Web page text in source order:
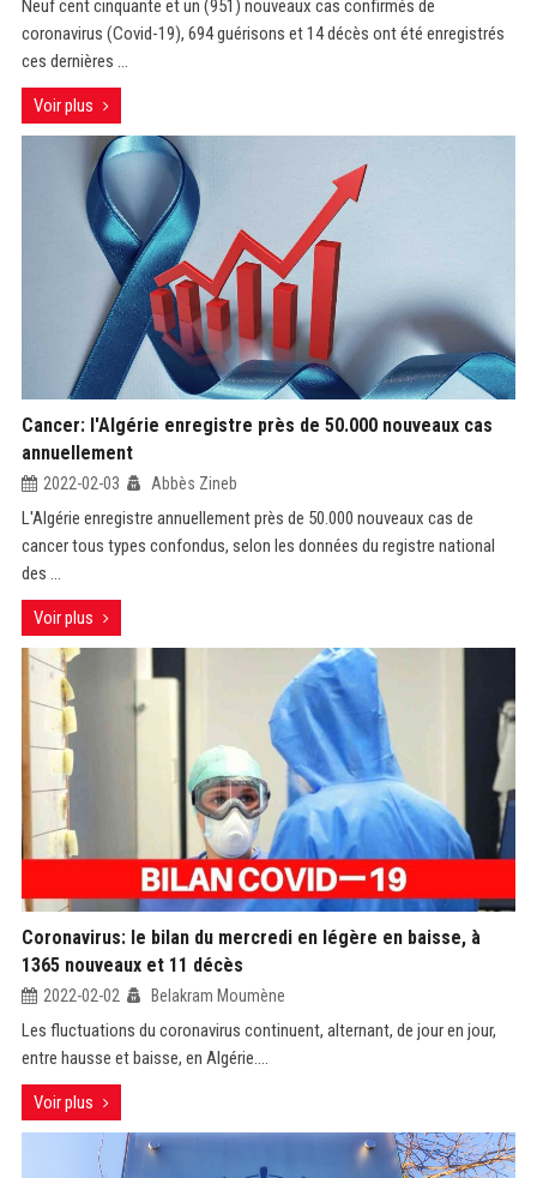
Neuf cent cinquante et un (951) nouveaux cas confirmés de
coronavirus (Covid-19), 694 guérisons et 14 décès ont été enregistrés
ces dernières ...
Voir plus
Cancer: l'Algérie enregistre près de 50.000 nouveaux cas
annuellement
2022-02-03 Abbès Zineb
L'Algérie enregistre annuellement près de 50.000 nouveaux cas de
cancer tous types confondus, selon les données du registre national
des ...
Voir plus
Coronavirus: le bilan du mercredi en légère en baisse, à
1365 nouveaux et 11 décès
2022-02-02 Belakram Moumène
Les fluctuations du coronavirus continuent, alternant, de jour en jour,
entre hausse et baisse, en Algérie....
Voir plus